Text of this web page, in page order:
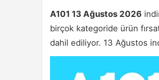
A101 13 Ağustos 2026
birçok kategoride ürün
dahil ediliyor. 13 Ağustos